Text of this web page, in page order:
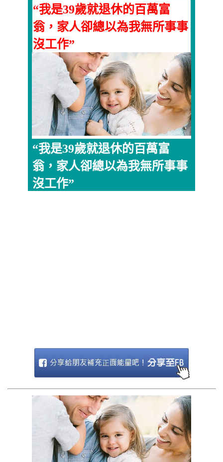
“我是39歲就退休的百萬富
翁，家人卻總以為我無所事事
沒工作”
“我是39歲就退休的百萬富
翁，家人卻總以為我無所事事
沒工作”